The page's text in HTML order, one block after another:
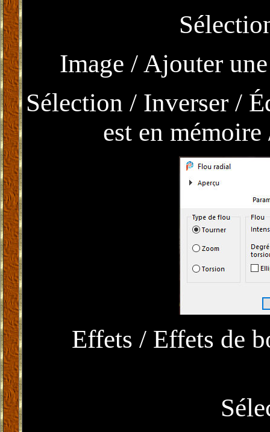
Image / Ajouter
Sélection / Inverser /
est en
Effets / Effets de